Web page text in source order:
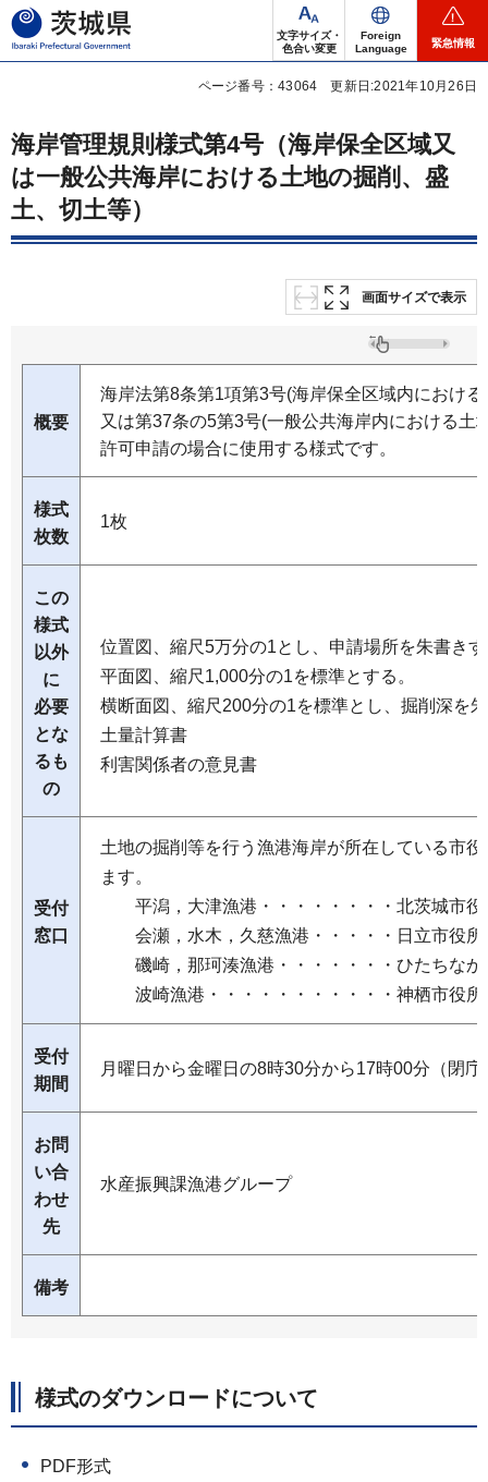
茨城県
文字サイズ・
色合い変更
Foreign
Language
緊急情報
ページ番号：43064 更新日:2021年10月26日
海岸管理規則様式第4号（海岸保全区域又
は一般公共海岸における土地の掘削、盛
土、切土等）
画面サイズで表示
概要
海岸法第8条第1項第3号(海岸保全区域内におけ
又は第37条の5第3号(一般公共海岸内における土
許可申請の場合に使用する様式です。
様式
枚数
1枚
この
様式
以外
に
必要
とな
るも
の
位置図、縮尺5万分の1とし、申請場所を朱書き
平面図、縮尺1,000分の1を標準とする。
横断面図、縮尺200分の1を標準とし、掘削深を
土量計算書
利害関係者の意見書
受付
窓口
土地の掘削等を行う漁港海岸が所在している市
ます。
平潟，大津漁港・・・・・・・・北茨城市役
会瀬，水木，久慈漁港・・・・・日立市役所
磯崎，那珂湊漁港・・・・・・・ひたちなか
波崎漁港・・・・・・・・・・・神栖市役所
受付
期間
月曜日から金曜日の8時30分から17時00分（閉庁
お問
い合
わせ
先
水産振興課漁港グループ
備考
様式のダウンロードについて
PDF形式